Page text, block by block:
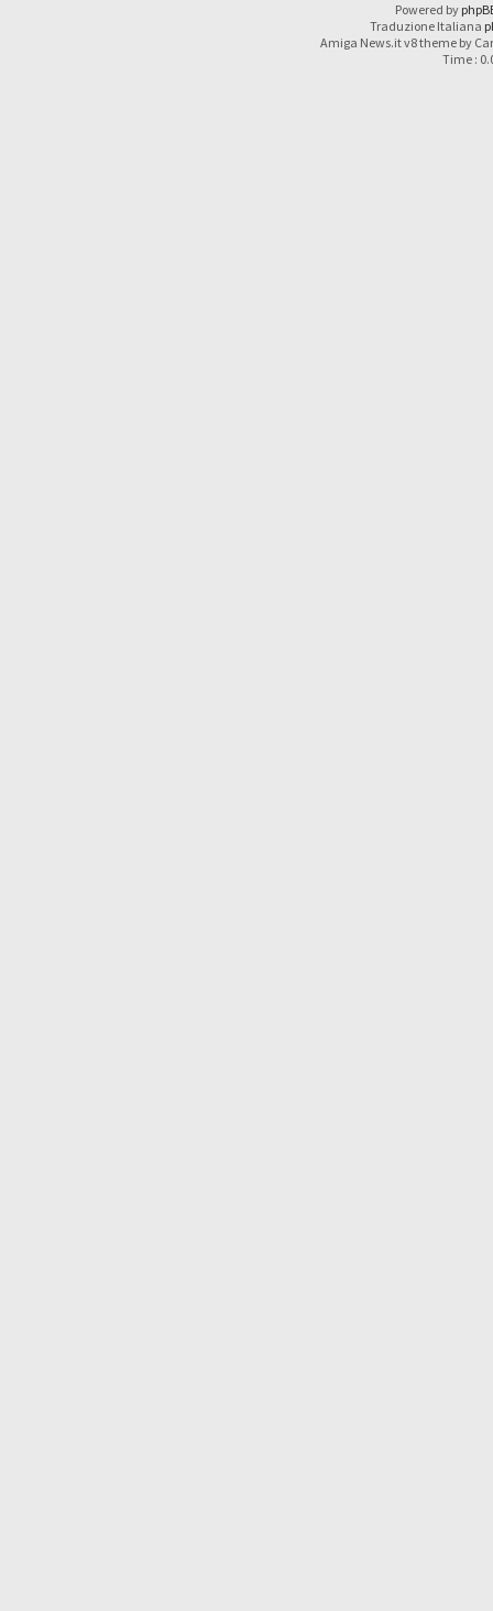
Powered by
Traduzione Italiana
Amiga News.it v8 theme by
Time :